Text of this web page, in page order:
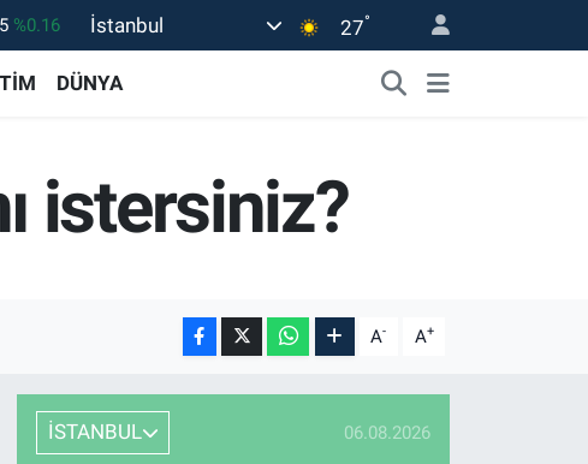
%0.16
%0.06
%0.32
İstanbul 27°
DÜNYA
istersiniz?
A- A+
İSTANBUL 06.08.2026